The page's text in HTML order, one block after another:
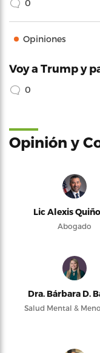
0
Opiniones
Voy a Trump y
0
Opinión y
Lic Alexis
Abogado
Dra. Bárbara D.
Salud Mental &